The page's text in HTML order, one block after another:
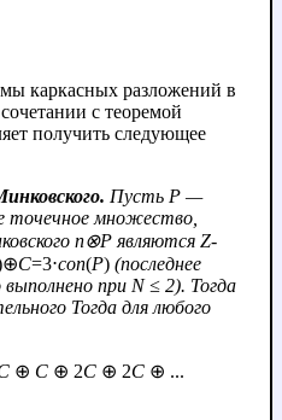
каркасных разложений в
с теоремой
получить следующее
Пусть P —
точечное множество,
n⊗P являются Z-
C=3⋅con(P) (последнее
при N≤ 2). Тогда
Тогда для любого
⊕ C ⊕ 2C ⊕ 2C ⊕ ...